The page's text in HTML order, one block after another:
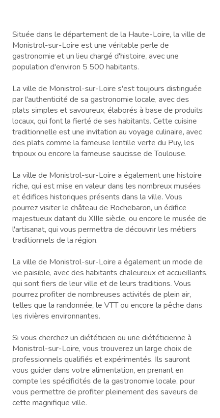
Située dans le département de la Haute-Loire, la ville de
Monistrol-sur-Loire est une véritable perle de
gastronomie et un lieu chargé d'histoire, avec une
population d'environ 5 500 habitants.
La ville de Monistrol-sur-Loire s'est toujours distinguée
par l'authenticité de sa gastronomie locale, avec des
plats simples et savoureux, élaborés à base de produits
locaux, qui font la fierté de ses habitants. Cette cuisine
traditionnelle est une invitation au voyage culinaire, avec
des plats comme la fameuse lentille verte du Puy, les
tripoux ou encore la fameuse saucisse de Toulouse.
La ville de Monistrol-sur-Loire a également une histoire
riche, qui est mise en valeur dans les nombreux musées
et édifices historiques présents dans la ville. Vous
pourrez visiter le château de Rochebaron, un édifice
majestueux datant du XIIIe siècle, ou encore le musée de
l'artisanat, qui vous permettra de découvrir les métiers
traditionnels de la région.
La ville de Monistrol-sur-Loire a également un mode de
vie paisible, avec des habitants chaleureux et accueillants,
qui sont fiers de leur ville et de leurs traditions. Vous
pourrez profiter de nombreuses activités de plein air,
telles que la randonnée, le VTT ou encore la pêche dans
les rivières environnantes.
Si vous cherchez un diététicien ou une diététicienne à
Monistrol-sur-Loire, vous trouverez un large choix de
professionnels qualifiés et expérimentés. Ils sauront
vous guider dans votre alimentation, en prenant en
compte les spécificités de la gastronomie locale, pour
vous permettre de profiter pleinement des saveurs de
cette magnifique ville.